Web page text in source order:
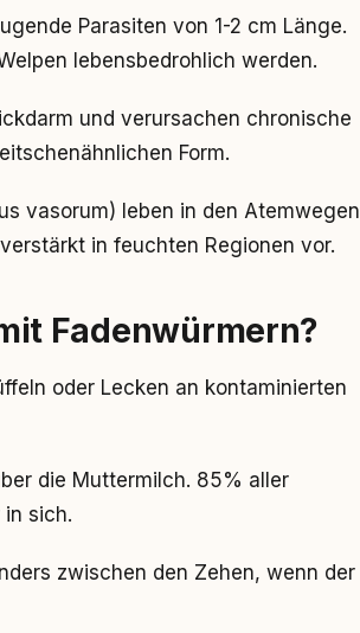
Parasiten von 1-2 cm Länge.
lebensbedrohlich werden.
und verursachen chronische
Form.
vasorum) leben in den Atemwegen
in feuchten Regionen vor.
Fadenwürmern?
oder Lecken an kontaminierten
die Muttermilch. 85% aller
sich.
zwischen den Zehen, wenn der